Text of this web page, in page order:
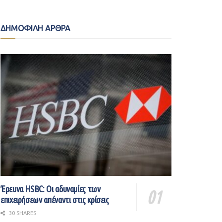
ΔΗΜΟΦΙΛΗ ΑΡΘΡΑ
Έρευνα HSBC: Οι αδυναμίες των
επιχειρήσεων απέναντι στις κρίσεις
30 SHARES